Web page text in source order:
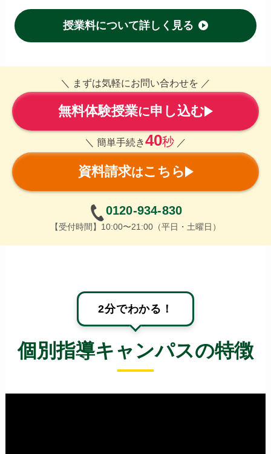
授業料について詳しく見る
＼ まずは気軽にお問い合わせを ／
無料体験授業に申し込む
＼ 簡単手続き40秒 ／
資料請求はこちら
0120-934-830
【受付時間】10:00〜21:00（平日・土曜日）
2分でわかる！
個別指導キャンパスの特徴